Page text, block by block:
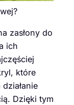
zasłony do
ich
które
Dzięki tym